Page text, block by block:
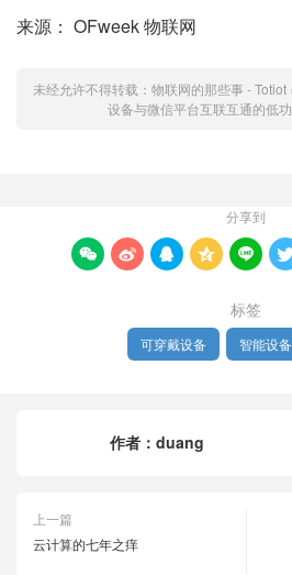
来源： OFweek 物联网
未经允许不得转载： 物联网的那些事 - Totiot
设备与微信平台互联互通的低
分享到
    
标签
可穿戴设备 智能设备
作者： duang
上一篇
云计算的七年之痒